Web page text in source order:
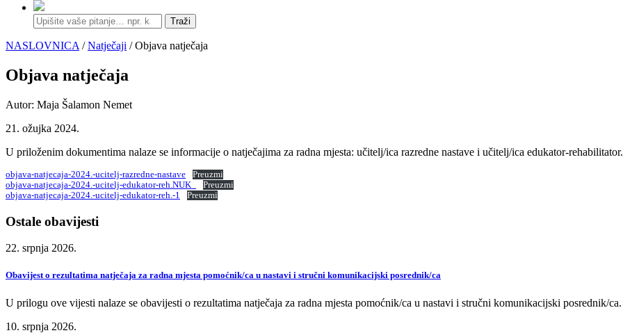
Traži
NASLOVNICA /Natječaji / Objava natječaja
Objava natječaja
Autor: Maja Šalamon Nemet
21. ožujka 2024.
U priloženim dokumentima nalaze se informacije o natječajima za radna mjesta: učitelj/ica razredne nastave i učitelj/ica edukator-rehabilitator.
objava-natjecaja-2024.-ucitelj-razredne-nastave
Preuzmi
objava-natjecaja-2024.-ucitelj-edukator-reh.NUK_
Preuzmi
objava-natjecaja-2024.-ucitelj-edukator-reh.-1
Preuzmi
Ostale obavijesti
22. srpnja 2026.
Obavijest o rezultatima natječaja za radna mjesta pomoćnik/ca u nastavi i stručni komunikacijski posrednik/ca
U prilogu ove vijesti nalaze se obavijesti o rezultatima natječaja za radna mjesta pomoćnik/ca u nastavi i stručni komunikacijski posrednik/ca.
10. srpnja 2026.